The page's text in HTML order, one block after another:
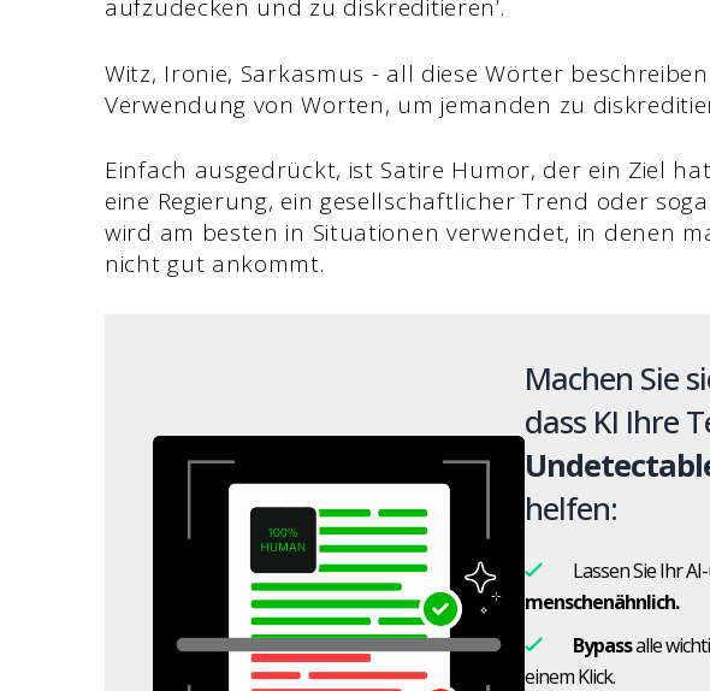
aufzudecken und zu diskreditieren’.
Witz, Ironie, Sarkasmus - all diese Wörter
Verwendung von Worten, um jemanden zu
Einfach ausgedrückt, ist Satire Humor, der ein Ziel
eine Regierung, ein gesellschaftlicher Trend oder
wird am besten in Situationen verwendet, in denen
nicht gut ankommt.
Machen Sie
dass KI Ihre
helfen:
Lassen Sie Ihr
menschenähnlich.
Bypassalle
einem Klick.